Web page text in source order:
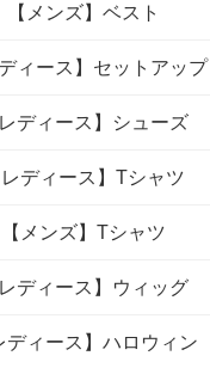
【メンズ】ベスト
ディース】セットアップ
レディース】シューズ
レディース】Tシャツ
【メンズ】Tシャツ
レディース】ウィッグ
ディース】ハロウィン